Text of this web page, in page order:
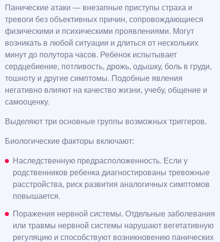
Панические атаки — внезапные приступы страха и
тревоги без объективных причин, сопровождающиеся
физическими и психическими проявлениями. Могут
возникать в любой ситуации и длиться от нескольких
минут до полутора часов. Ребенок испытывает
сердцебиение, потливость, дрожь, одышку, боль в груди,
тошноту и другие симптомы. Подобные явления
негативно влияют на качество жизни, учебу, общение и
самооценку.
Выделяют три основные группы возможных триггеров.
Биологические факторы включают:
Наследственную предрасположенность. Если у
родственников ребенка диагностированы тревожные
расстройства, риск развития аналогичных симптомов
повышается.
Поражения нервной системы. Отдельные заболевания
или травмы нервной системы нарушают вегетативную
регуляцию и способствуют возникновению панических